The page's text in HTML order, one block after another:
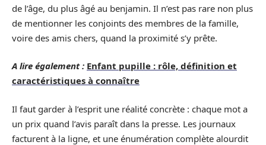
de l’âge, du plus âgé au benjamin. Il n’est pas rare non plus
de mentionner les conjoints des membres de la famille,
voire des amis chers, quand la proximité s’y prête.
A lire également : Enfant pupille : rôle, définition et
caractéristiques à connaître
Il faut garder à l’esprit une réalité concrète : chaque mot a
un prix quand l’avis paraît dans la presse. Les journaux
facturent à la ligne, et une énumération complète alourdit